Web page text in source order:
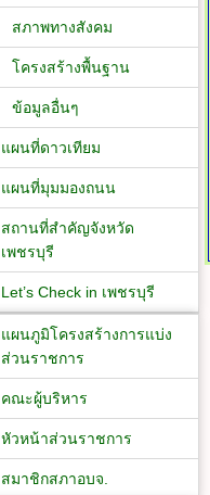
สภาพทางสังคม
โครงสร้างพื้นฐาน
ข้อมูลอื่นๆ
แผนที่ดาวเทียม
แผนที่มุมมองถนน
สถานที่สำคัญจังหวัด
เพชรบุรี
Let’s Check in เพชรบุรี
แผนภูมิโครงสร้างการแบ่ง
ส่วนราชการ
คณะผู้บริหาร
หัวหน้าส่วนราชการ
สมาชิกสภาอบจ.